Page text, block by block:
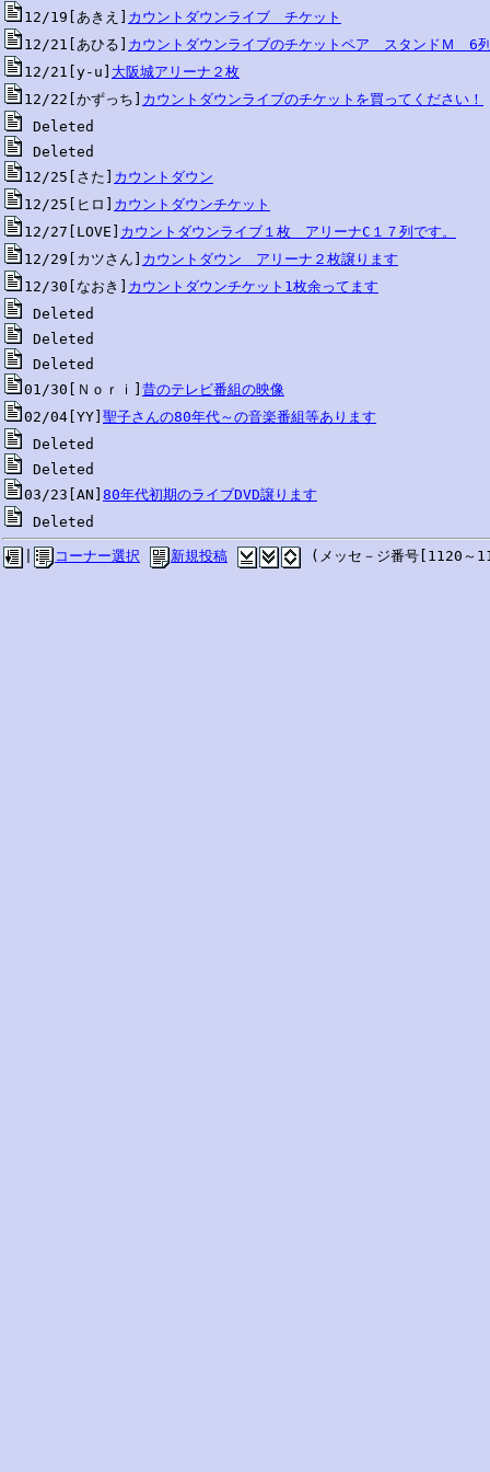
12/19[あきえ] カウントダウンライブ　チケット
12/21[あひる] カウントダウンライブのチケットペア　スタンドＭ　6
12/21[y-u] 大阪城アリーナ２枚
12/22[かずっち] カウントダウンライブのチケットを買ってください！
12/25[さた] カウントダウン
12/25[ヒロ] カウントダウンチケット
12/27[LOVE] カウントダウンライブ１枚　アリーナC１７列です。
12/29[カツさん] カウントダウン　アリーナ２枚譲ります
12/30[なおき] カウントダウンチケット1枚余ってます
01/30[Ｎｏｒｉ] 昔のテレビ番組の映像
02/04[YY] 聖子さんの80年代～の音楽番組等あります
03/23[AN] 80年代初期のライブDVD譲ります
Deleted
コーナー選択 新規投稿 (メッセ－ジ番号[1120～